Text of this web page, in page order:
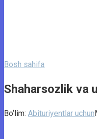
Bosh sahifa
Shaharsozlik va
Bo‘lim: Abituriyentlar uchun